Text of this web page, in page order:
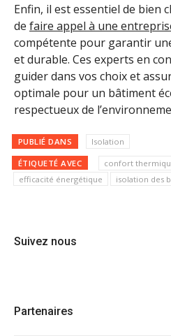
Enfin, il est essentiel de bien
de faire appel à une
compétente pour garantir
et durable. Ces experts en
guider dans vos choix et
optimale pour un bâtiment
respectueux de
PUBLIÉ DANS Isolation
ÉTIQUETÉ AVEC
confort
efficacité énergétique
isolation des
Suivez nous
Partenaires